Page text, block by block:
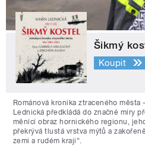
Šikmý
Koupit
Románová kronika ztraceného města
Lednická předkládá do značné míry
měnící obraz hornického regionu,
překrývá tlustá vrstva mýtů a
zemi a rudém kraji“.